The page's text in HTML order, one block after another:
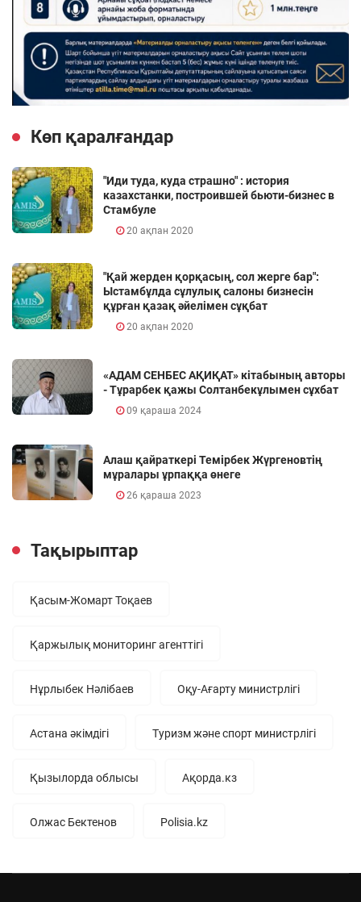
Көп қаралғандар
"Иди туда, куда страшно" : история
казахстанки, построившей бьюти-бизнес в
Стамбуле
20 ақпан 2020
"Қай жерден қорқасың, сол жерге бар":
Ыстамбұлда сұлулық салоны бизнесін
құрған қазақ әйелімен сұқбат
20 ақпан 2020
«АДАМ СЕНБЕС АҚИҚАТ» кітабының авторы
- Тұрарбек қажы Солтанбекұлымен сұхбат
09 қараша 2024
Алаш қайраткері Темірбек Жүргеновтің
мұралары ұрпаққа өнеге
26 қараша 2023
Тақырыптар
Қасым-Жомарт Тоқаев
Қаржылық мониторинг агенттігі
Нұрлыбек Нәлібаев Оқу-Ағарту министрлігі
Астана әкімдігі Туризм және спорт министрлігі
Қызылорда облысы Ақорда.кз
Олжас Бектенов Polisia.kz